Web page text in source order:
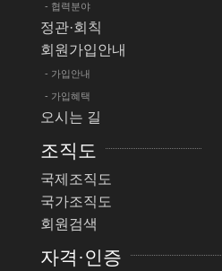
- 협력분야
정관·회칙
회원가입안내
- 가입안내
- 가입혜택
오시는 길
조직도
국제조직도
국가조직도
회원검색
자격·인증